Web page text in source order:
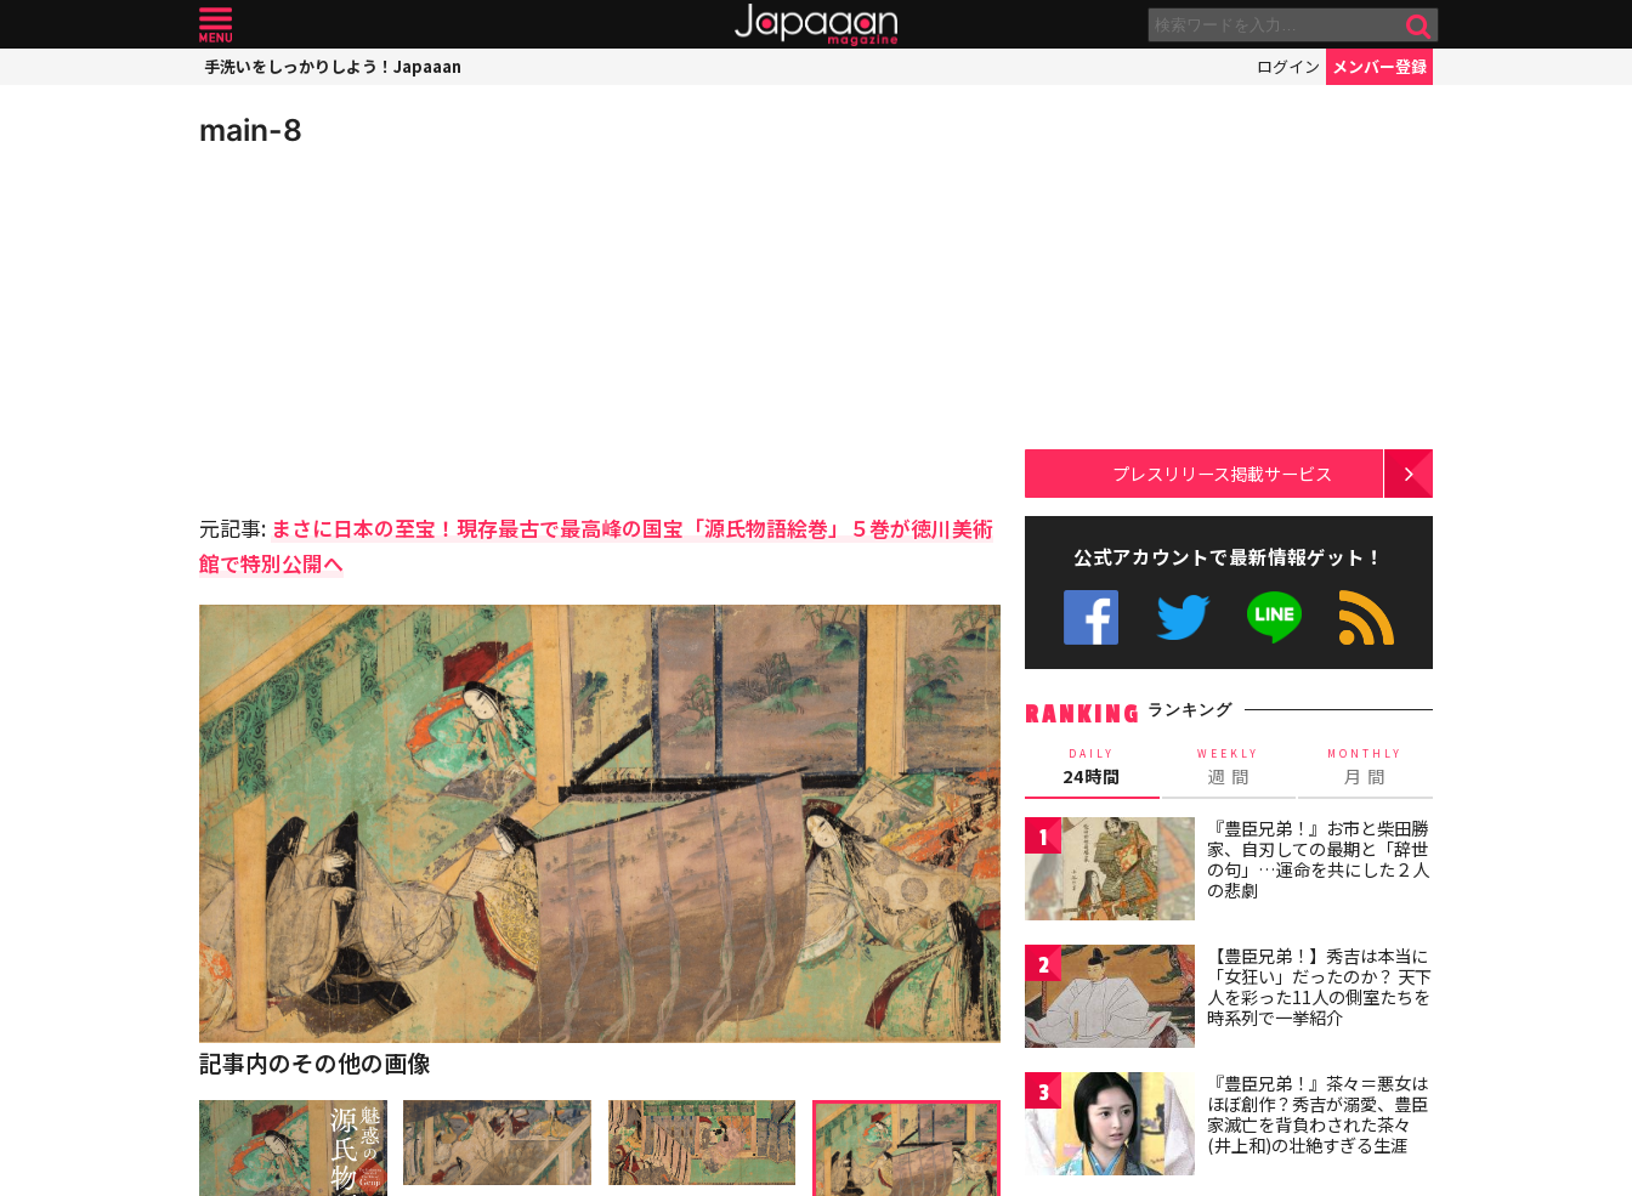
手洗いをしっかりしよう！Japaaan ログイン メンバー登録
main-8
元記事: まさに日本の至宝！現存最古で最高峰の国宝「源氏物語絵巻」５巻が徳川美術
館で特別公開へ
記事内のその他の画像
プレスリリース掲載サービス
公式アカウントで最新情報ゲット！
RANKING ランキング
DAILY
24時間
WEEKLY
週 間
MONTHLY
月 間
1
『豊臣兄弟！』お市と柴田勝
家、自刃しての最期と「辞世
の句」…運命を共にした２人
の悲劇
2
【豊臣兄弟！】秀吉は本当に
「女狂い」だったのか？ 天下
人を彩った11人の側室たちを
時系列で一挙紹介
3
『豊臣兄弟！』茶々＝悪女は
ほぼ創作？秀吉が溺愛、豊臣
家滅亡を背負わされた茶々
(井上和)の壮絶すぎる生涯